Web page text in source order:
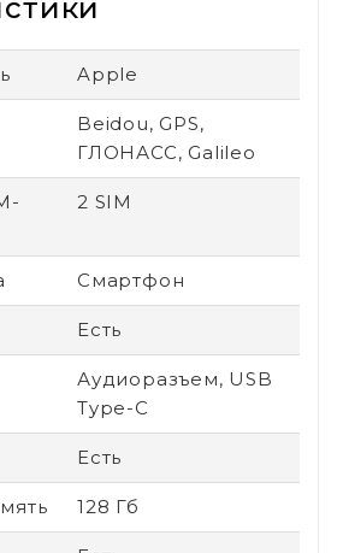
Apple
Beidou, GPS,
ГЛОНАСС, Galileo
2 SIM
Смартфон
Есть
Аудиоразъем, USB
Type-C
Есть
128 Гб